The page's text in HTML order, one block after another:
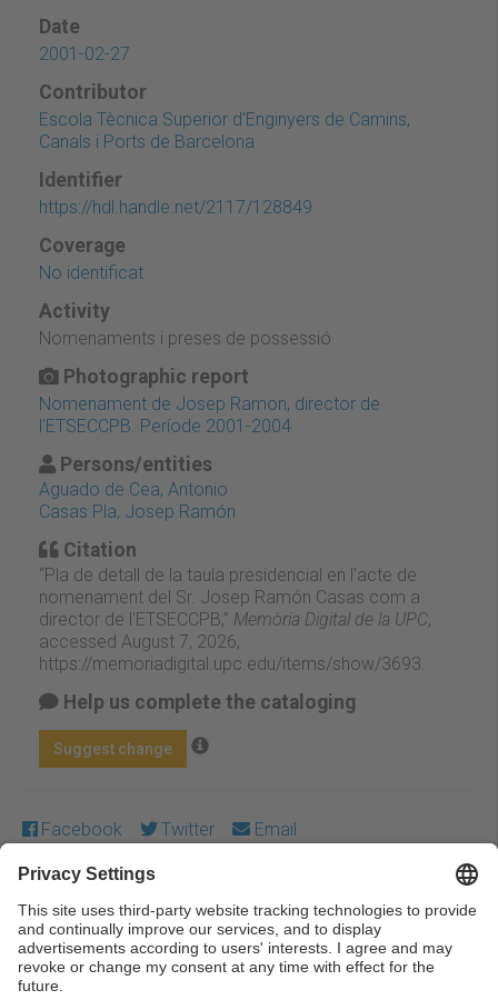
Date
2001-02-27
Contributor
Escola Tècnica Superior d'Enginyers de Camins,
Canals i Ports de Barcelona
Identifier
https://hdl.handle.net/2117/128849
Coverage
No identificat
Activity
Nomenaments i preses de possessió
Photographic report
Nomenament de Josep Ramon, director de
l'ETSECCPB. Període 2001-2004
Persons/entities
Aguado de Cea, Antonio
Casas Pla, Josep Ramón
Citation
“Pla de detall de la taula presidencial en l'acte de
nomenament del Sr. Josep Ramón Casas com a
director de l'ETSECCPB,” Memòria Digital de la UPC,
accessed August 7, 2026,
https://memoriadigital.upc.edu/items/show/3693.
Help us complete the cataloging
Suggest change
Facebook Twitter Email
Except where otherwise noted, content on this work is
licensed under a Creative Commons license:Attribution-
NonCommercial-NoDerivs 3.0 Spain